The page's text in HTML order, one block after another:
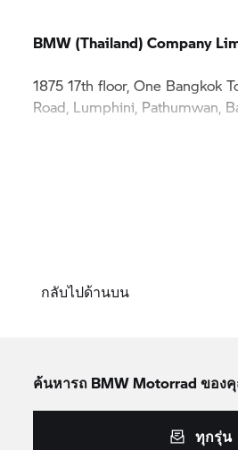
BMW (Thailand) Company
1875 17th floor, One Bangkok
Road, Lumphini, Pathumwan,
กลับไปด้านบน
ค้นหารถ BMW Motorrad ของ
ทุกรุ่น